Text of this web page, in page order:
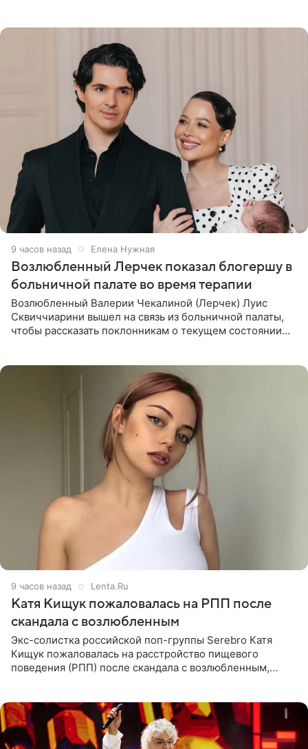
9 часов назад Елена Нужная
Возлюбленный Лерчек показал блогершу в
больничной палате во время терапии
Возлюбленный Валерии Чекалиной (Лерчек) Луис
Сквиччиарини вышел на связь из больничной палаты,
чтобы рассказать поклонникам о текущем состоянии
9 часов назад Lenta.Ru
Катя Кищук пожаловалась на РПП после
скандала с возлюбленным
Экс-солистка российской поп-группы Serebro Катя
Кищук пожаловалась на расстройство пищевого
поведения (РПП) после скандала с возлюбленным,